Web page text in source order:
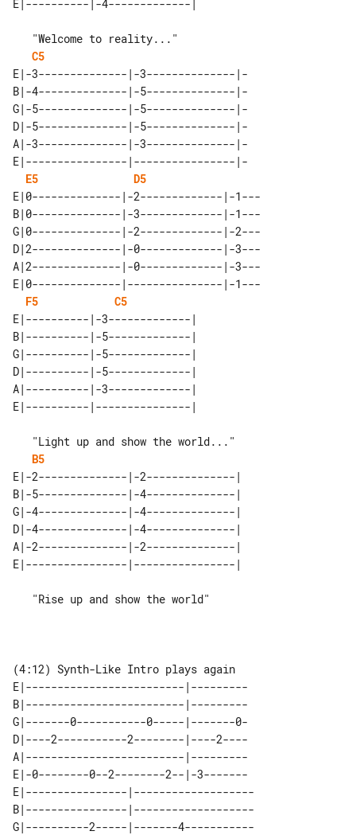
C5
E|-3--------------|-3--------------|-
B|-4--------------|-5--------------|-
G|-5--------------|-5--------------|-
D|-5--------------|-5--------------|-
A|-3--------------|-3--------------|-
E|----------------|----------------|-
E5
D5
E|0--------------|-2-------------|-1---
B|0--------------|-3-------------|-1---
G|0--------------|-2-------------|-2---
D|2--------------|-0-------------|-3---
A|2--------------|-0-------------|-3---
E|0--------------|---------------|-1---
F5
C5
E|----------|-3-------------|
B|----------|-5-------------|
G|----------|-5-------------|
D|----------|-5-------------|
A|----------|-3-------------|
B5
E|-2--------------|-2--------------|
B|-5--------------|-4--------------|
G|-4--------------|-4--------------|
D|-4--------------|-4--------------|
A|-2--------------|-2--------------|
E|-------------------------|---------
B|-------------------------|---------
G|-------0-----------0-----|-------0-
D|----2-----------2--------|----2----
A|-------------------------|---------
E|-0--------0--2--------2--|-3-------
E|----------------|-------------------
B|----------------|-------------------
G|----------2-----|-------4-----------